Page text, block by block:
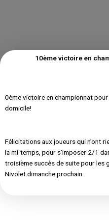
10ème victoire en
0ème victoire en championnat
domicile!
Félicitations aux joueurs qui n’ont
la mi-temps, pour s’imposer 2/1
troisième succès de suite pour les
Nivolet dimanche prochain.